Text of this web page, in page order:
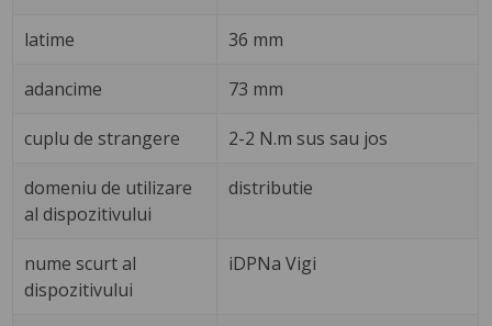
latime 36 mm
adancime 73 mm
cuplu de strangere 2-2 N.m sus sau jos
domeniu de utilizare
al dispozitivului
distributie
nume scurt al
dispozitivului
iDPNa Vigi